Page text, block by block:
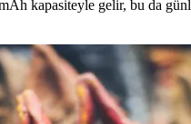
kapasiteyle gelir, bu da